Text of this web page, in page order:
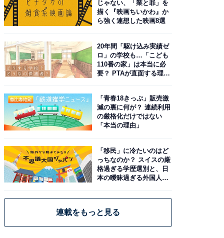
じゃない、「業と罪」を
描く『映画ちいかわ』か
ら強く連想した映画8選
20年間「駆け込み実績ゼ
ロ」の学校も…「こども
110番の家」は本当に必
要？ PTAが直面する理想
「青春18きっぷ」販売激
減の裏に何が？ 連続利用
の厳格化だけではない
「本当の理由」
「移民」に冷たいのはど
っちなのか？ スイスの厳
格過ぎる学歴選別と、日
本の曖昧過ぎる外国人政
連載をもっと見る